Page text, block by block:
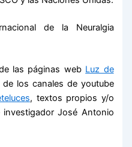
de la Neuralgia
las páginas web Luz de
de los canales de youtube
, textos propios y/o
José Antonio